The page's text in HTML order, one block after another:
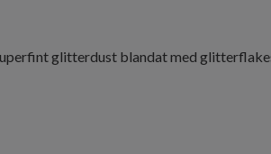
glitterdust blandat med